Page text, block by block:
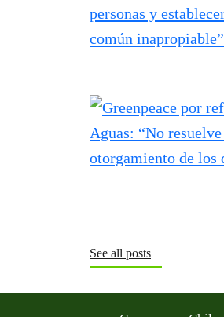
See all posts